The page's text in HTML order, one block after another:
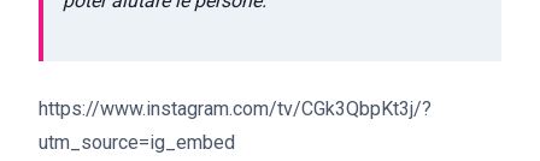
https://www.instagram.com/tv/CGk3QbpKt3j/?
utm_source=ig_embed